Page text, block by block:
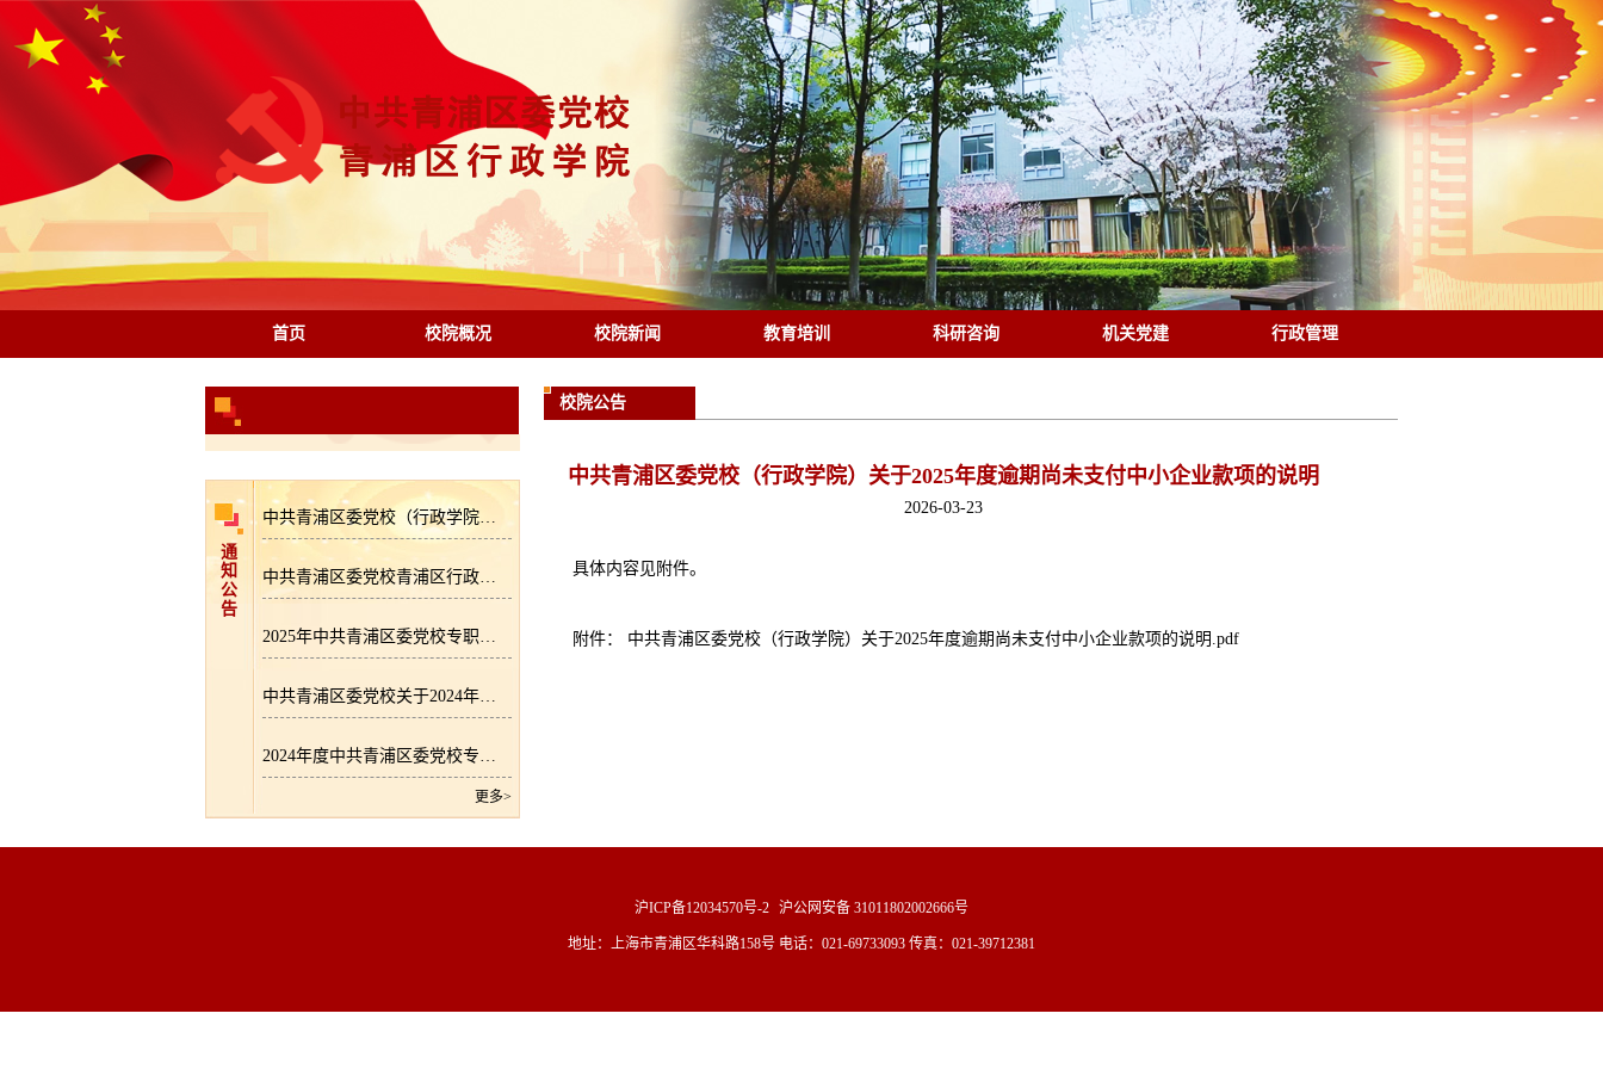
首页 校院概况 校院新闻 教育培训 科研咨询 机关党建 行政管理
通
知
公
告
中共青浦区委党校（行政学院）关于2025年度逾期尚未支付中小企业款项的说明
中共青浦区委党校青浦区行政学院2026年专职教师招聘公告
2025年中共青浦区委党校专职教师招聘拟录用人员公示
中共青浦区委党校关于2024年度逾期尚未支付中小企业款项的说明
2024年度中共青浦区委党校专职教师招聘成绩公示
更多>
校院公告
中共青浦区委党校（行政学院）关于2025年度逾期尚未支付中小企业款项的说明
2026-03-23
具体内容见附件。
附件： 中共青浦区委党校（行政学院）关于2025年度逾期尚未支付中小企业款项的说明.pdf
沪ICP备12034570号-2 沪公网安备 31011802002666号
地址：上海市青浦区华科路158号 电话：021-69733093 传真：021-39712381